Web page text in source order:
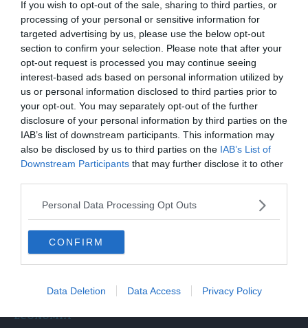
If you wish to opt-out of the sale, sharing to third parties, or
processing of your personal or sensitive information for
targeted advertising by us, please use the below opt-out
section to confirm your selection. Please note that after your
opt-out request is processed you may continue seeing
interest-based ads based on personal information utilized by
us or personal information disclosed to third parties prior to
your opt-out. You may separately opt-out of the further
disclosure of your personal information by third parties on the
IAB’s list of downstream participants. This information may
also be disclosed by us to third parties on the IAB’s List of
Downstream Participants that may further disclose it to other
Personal Data Processing Opt Outs
CONFIRM
Data Deletion Data Access Privacy Policy
ECONOMIA
Conserve Italia compie 50 anni nella smart
factory di Pomposa
ECONOMIA